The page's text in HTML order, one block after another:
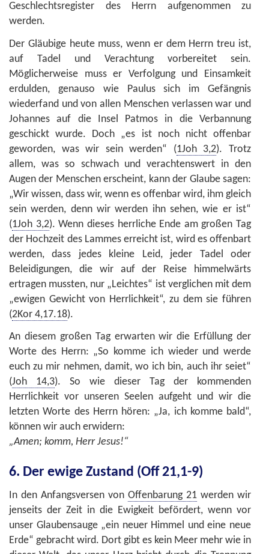
Geschlechtsregister des Herrn aufgenommen zu
werden.
Der Gläubige heute muss, wenn er dem Herrn treu ist,
auf Tadel und Verachtung vorbereitet sein.
Möglicherweise muss er Verfolgung und Einsamkeit
erdulden, genauso wie Paulus sich im Gefängnis
wiederfand und von allen Menschen verlassen war und
Johannes auf die Insel Patmos in die Verbannung
geschickt wurde. Doch „es ist noch nicht offenbar
geworden, was wir sein werden“ (1Joh 3,2). Trotz
allem, was so schwach und verachtenswert in den
Augen der Menschen erscheint, kann der Glaube sagen:
„Wir wissen, dass wir, wenn es offenbar wird, ihm gleich
sein werden, denn wir werden ihn sehen, wie er ist“
(1Joh 3,2). Wenn dieses herrliche Ende am großen Tag
der Hochzeit des Lammes erreicht ist, wird es offenbart
werden, dass jedes kleine Leid, jeder Tadel oder
Beleidigungen, die wir auf der Reise himmelwärts
ertragen mussten, nur „Leichtes“ ist verglichen mit dem
„ewigen Gewicht von Herrlichkeit“, zu dem sie führen
(2Kor 4,17.18).
An diesem großen Tag erwarten wir die Erfüllung der
Worte des Herrn: „So komme ich wieder und werde
euch zu mir nehmen, damit, wo ich bin, auch ihr seiet“
(Joh 14,3). So wie dieser Tag der kommenden
Herrlichkeit vor unseren Seelen aufgeht und wir die
letzten Worte des Herrn hören: „Ja, ich komme bald“,
können wir auch erwidern:
„Amen; komm, Herr Jesus!“
6. Der ewige Zustand (Off 21,1-9)
In den Anfangsversen von Offenbarung 21 werden wir
jenseits der Zeit in die Ewigkeit befördert, wenn vor
unser Glaubensauge „ein neuer Himmel und eine neue
Erde“ gebracht wird. Dort gibt es kein Meer mehr wie in